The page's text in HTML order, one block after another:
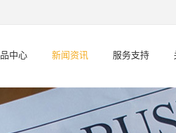
中心 新闻资讯 服务支持